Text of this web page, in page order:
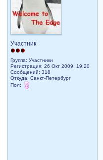
Участник
Группа: Участники
Регистрация: 26 Окт 2009, 19:20
Сообщений: 318
Откуда: Санкт-Петербург
Пол: